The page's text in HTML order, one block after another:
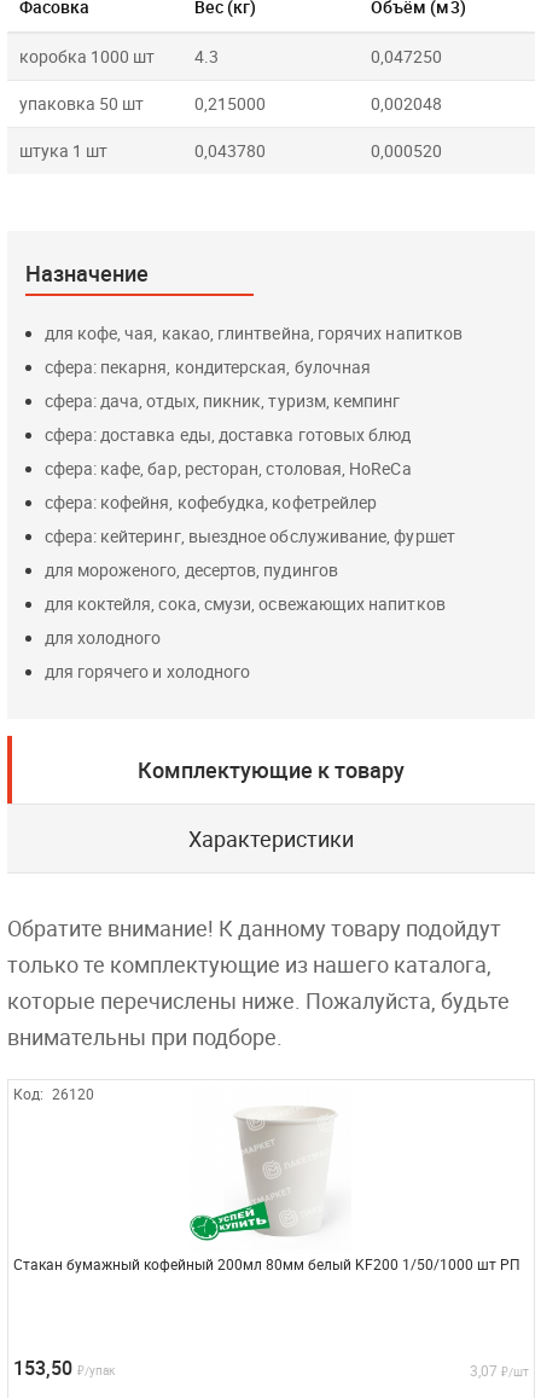
Фасовка Вес (кг) Объём (м3)
коробка 1000 шт 4.3 0,047250
упаковка 50 шт 0,215000 0,002048
штука 1 шт 0,043780 0,000520
Назначение
для кофе, чая, какао, глинтвейна, горячих напитков
сфера: пекарня, кондитерская, булочная
сфера: дача, отдых, пикник, туризм, кемпинг
сфера: доставка еды, доставка готовых блюд
сфера: кафе, бар, ресторан, столовая, HoReCa
сфера: кофейня, кофебудка, кофетрейлер
сфера: кейтеринг, выездное обслуживание, фуршет
для мороженого, десертов, пудингов
для коктейля, сока, смузи, освежающих напитков
для холодного
для горячего и холодного
Комплектующие к товару
Характеристики
Обратите внимание! К данному товару подойдут
только те комплектующие из нашего каталога,
которые перечислены ниже. Пожалуйста, будьте
внимательны при подборе.
Код: 26120
Стакан бумажный кофейный 200мл 80мм белый KF200 1/50/1000 шт РП
153,50 ₽/упак 3,07 ₽/шт